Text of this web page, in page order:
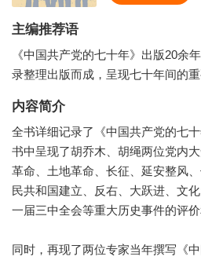
主编推荐语
《中国共产党的七十年》出版20余
录整理出版而成，呈现七十年间的重
内容简介
全书详细记录了《中国共产党的七
书中呈现了胡乔木、胡绳两位党内
革命、土地革命、长征、延安整风
民共和国建立、反右、大跃进、文
一届三中全会等重大历史事件的评价
同时，再现了两位专家当年撰写《